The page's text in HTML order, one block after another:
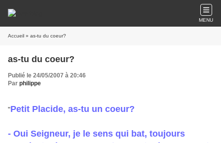
MENU
Accueil » as-tu du coeur?
as-tu du coeur?
Publié le 24/05/2007 à 20:46
Par philippe
"Petit Placide, as-tu un coeur?
- Oui Seigneur, je le sens qui bat, toujours